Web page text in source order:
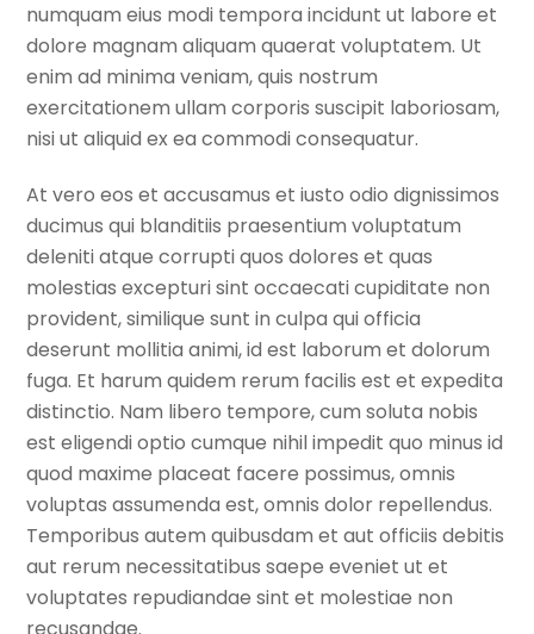
numquam eius modi tempora incidunt ut labore et
dolore magnam aliquam quaerat voluptatem. Ut
enim ad minima veniam, quis nostrum
exercitationem ullam corporis suscipit laboriosam,
nisi ut aliquid ex ea commodi consequatur.
At vero eos et accusamus et iusto odio dignissimos
ducimus qui blanditiis praesentium voluptatum
deleniti atque corrupti quos dolores et quas
molestias excepturi sint occaecati cupiditate non
provident, similique sunt in culpa qui officia
deserunt mollitia animi, id est laborum et dolorum
fuga. Et harum quidem rerum facilis est et expedita
distinctio. Nam libero tempore, cum soluta nobis
est eligendi optio cumque nihil impedit quo minus id
quod maxime placeat facere possimus, omnis
voluptas assumenda est, omnis dolor repellendus.
Temporibus autem quibusdam et aut officiis debitis
aut rerum necessitatibus saepe eveniet ut et
voluptates repudiandae sint et molestiae non